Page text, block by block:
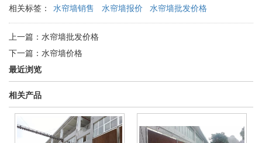
相关标签： 水帘墙销售 水帘墙报价 水帘墙批发价格
上一篇： 水帘墙批发价格
下一篇： 水帘墙价格
最近浏览
相关产品